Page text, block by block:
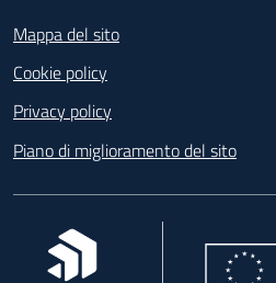
Mappa del sito
Cookie policy
Privacy policy
Piano di miglioramento del sito
, apre in una nuova scheda